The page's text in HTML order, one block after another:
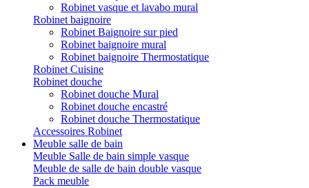
Robinet vasque et lavabo mural
Robinet baignoire
Robinet Baignoire sur pied
Robinet baignoire mural
Robinet baignoire Thermostatique
Robinet Cuisine
Robinet douche
Robinet douche Mural
Robinet douche encastré
Robinet douche Thermostatique
Accessoires Robinet
Meuble salle de bain
Meuble Salle de bain simple vasque
Meuble de salle de bain double vasque
Pack meuble